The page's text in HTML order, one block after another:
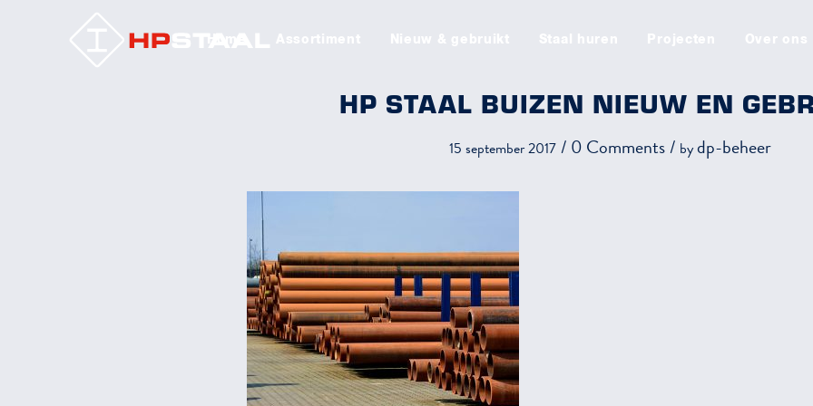
HP STAAL BUIZEN NIEUW EN
15 september 2017 / 0 Comments/ bydp-beheer